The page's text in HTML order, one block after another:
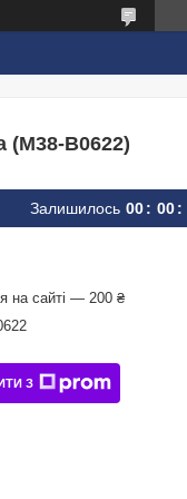
(M38-B0622)
Залишилось 00 00
на сайті — 200 ₴
З